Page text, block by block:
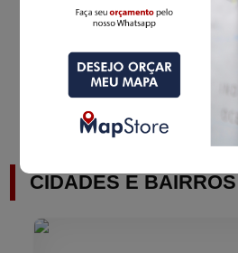
MAPA PERSONALIZADO DE
CIDADES E BAIRROS